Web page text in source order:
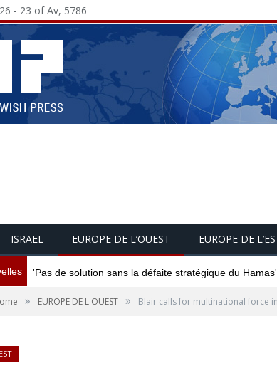
- 23 of Av, 5786
ISRAEL EUROPE DE L’OUEST EUROPE DE
'Pas de solution sans la défaite stratégique du
» EUROPE DE L'OUEST » Blair calls for multinational force